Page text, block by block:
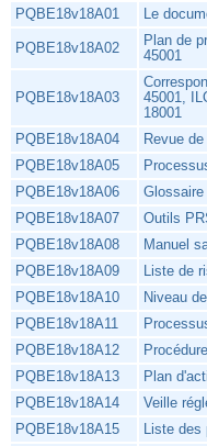
PQBE18v18A01 Le
PQBE18v18A02
Plan de
45001
PQBE18v18A03
45001,
18001
PQBE18v18A04 Revue
PQBE18v18A05
PQBE18v18A06
Glossaire
PQBE18v18A07
Outils
PQBE18v18A08
Manuel
PQBE18v18A09
Liste de
PQBE18v18A10
Niveau
PQBE18v18A11
PQBE18v18A12
PQBE18v18A13
Plan
PQBE18v18A14
Veille
PQBE18v18A15
Liste des